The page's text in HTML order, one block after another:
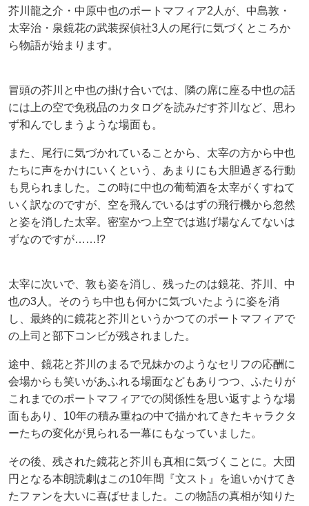
芥川龍之介・中原中也のポートマフィア2人が、中島敦・
太宰治・泉鏡花の武装探偵社3人の尾行に気づくところか
ら物語が始まります。
冒頭の芥川と中也の掛け合いでは、隣の席に座る中也の話
には上の空で免税品のカタログを読みだす芥川など、思わ
ず和んでしまうような場面も。
また、尾行に気づかれていることから、太宰の方から中也
たちに声をかけにいくという、あまりにも大胆過ぎる行動
も見られました。この時に中也の葡萄酒を太宰がくすねて
いく訳なのですが、空を飛んでいるはずの飛行機から忽然
と姿を消した太宰。密室かつ上空では逃げ場なんてないは
ずなのですが……!?
太宰に次いで、敦も姿を消し、残ったのは鏡花、芥川、中
也の3人。そのうち中也も何かに気づいたように姿を消
し、最終的に鏡花と芥川というかつてのポートマフィアで
の上司と部下コンビが残されました。
途中、鏡花と芥川のまるで兄妹かのようなセリフの応酬に
会場からも笑いがあふれる場面などもありつつ、ふたりが
これまでのポートマフィアでの関係性を思い返すような場
面もあり、10年の積み重ねの中で描かれてきたキャラクタ
ーたちの変化が見られる一幕にもなっていました。
その後、残された鏡花と芥川も真相に気づくことに。大団
円となる本朗読劇はこの10年間『文スト』を追いかけてき
たファンを大いに喜ばせました。この物語の真相が知りた